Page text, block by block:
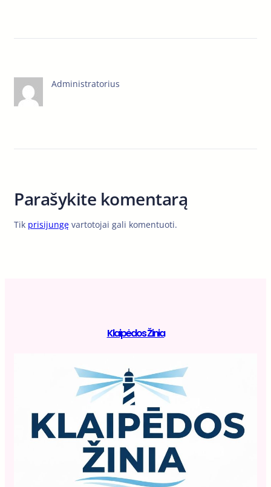
Administratorius
Parašykite komentarą
Tik prisijungę vartotojai gali komentuoti.
Klaipėdos Žinia